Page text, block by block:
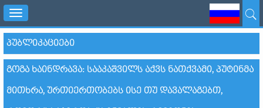
Toggle
navigation
ᲞᲣᲑᲚᲘᲙᲐᲪᲘᲔᲑᲘ
ᲒᲝᲒᲐ ᲮᲐᲘᲜᲓᲠᲐᲕᲐ: ᲡᲐᲐᲙᲐᲨᲕᲘᲚᲡ ᲐᲥᲕᲡ ᲜᲐᲗᲥᲕᲐᲛᲘ, ᲞᲣᲢᲘᲜᲛᲐ
ᲛᲘᲗᲮᲠᲐ, ᲣᲠᲗᲘᲔᲠᲗᲝᲑᲔᲑᲡ ᲘᲡᲔ ᲗᲣ ᲓᲐᲕᲐᲚᲐᲒᲔᲑᲗ,